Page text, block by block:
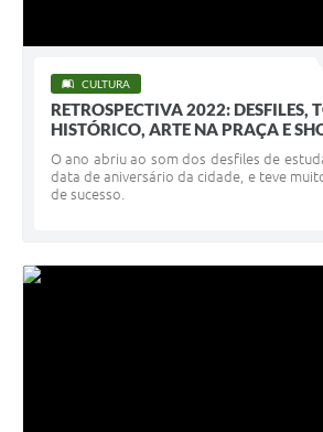
CULTURA
RETROSPECTIVA 2022: DESFILES,
HISTÓRICO, ARTE NA PRAÇA E
O ano abriu ao som dos desfiles de
data de aniversário da cidade, e teve
de sucesso.